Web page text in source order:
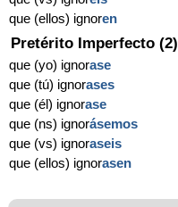
que (ellos) ignoren
Pretérito Imperfecto (2)
que (yo) ignorase
que (tú) ignorases
que (él) ignorase
que (ns) ignorásemos
que (vs) ignoraseis
que (ellos) ignorasen